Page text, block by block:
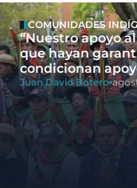
COMUNIDADES
“Nuestro apoyo
que hayan
condicionan
Juan David Botero